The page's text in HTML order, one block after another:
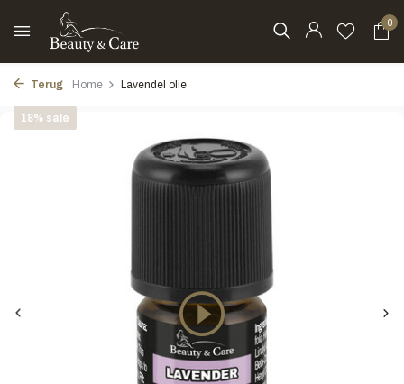
0
Terug Home Lavendel olie
18% sale